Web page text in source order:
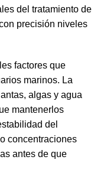
del tratamiento de
precisión niveles
factores que
marinos. La
algas y agua
mantenerlos
del
concentraciones
antes de que